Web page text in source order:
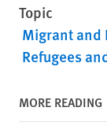
Topic
Migrant and
Refugees
MORE READING